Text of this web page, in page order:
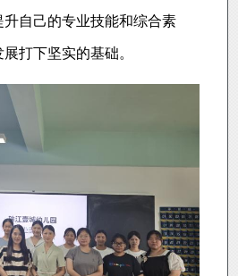
自己的专业技能和综合素
打下坚实的基础。